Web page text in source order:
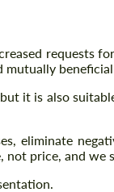
requests
mutually
it is also
eliminate
price, and we